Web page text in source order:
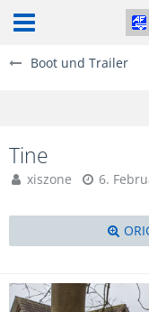
Boot und Trailer
Tine
xiszone 6.